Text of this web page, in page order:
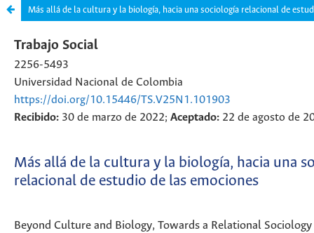
Más allá de la cultura y la biología, hacia una sociología relacional de